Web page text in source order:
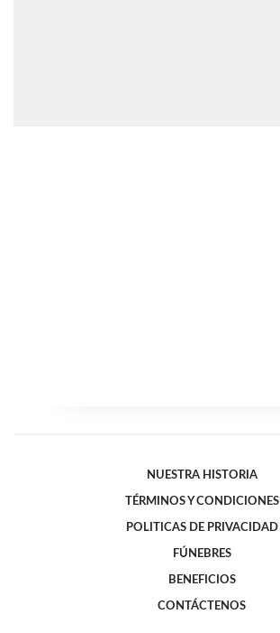
NUESTRA HISTORIA
TÉRMINOS Y CONDICIONES
POLITICAS DE PRIVACIDAD
FÚNEBRES
BENEFICIOS
CONTÁCTENOS